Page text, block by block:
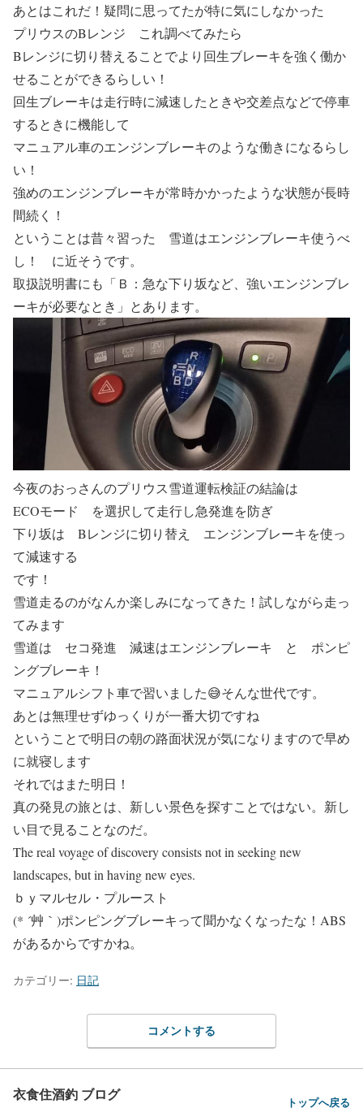
あとはこれだ！疑問に思ってたが特に気にしなかった
プリウスのBレンジ これ調べてみたら
Bレンジに切り替えることでより回生ブレーキを強く働か
せることができるらしい！
回生ブレーキは走行時に減速したときや交差点などで停車
するときに機能して
マニュアル車のエンジンブレーキのような働きになるらし
い！
強めのエンジンブレーキが常時かかったような状態が長時
間続く！
ということは昔々習った 雪道はエンジンブレーキ使うべ
し！ に近そうです。
取扱説明書にも「Ｂ：急な下り坂など、強いエンジンブレ
ーキが必要なとき」とあります。
今夜のおっさんのプリウス雪道運転検証の結論は
ECOモード を選択して走行し急発進を防ぎ
下り坂は Bレンジに切り替え
エンジンブレーキを使っ
て減速する
です！
雪道走るのがなんか楽しみになってきた！試しながら走っ
てみます
雪道は セコ発進 減速はエンジンブレーキ と ポンピ
ングブレーキ！
マニュアルシフト車で習いました😅そんな世代です。
あとは無理せずゆっくりが一番大切ですね
ということで明日の朝の路面状況が気になりますので早め
に就寝します
それではまた明日！
真の発見の旅とは、新しい景色を探すことではない。新し
い目で見ることなのだ。
The real voyage of discovery consists not in seeking new
landscapes, but in having new eyes.
ｂｙマルセル・プルースト
(* ´艸｀)ポンピングブレーキって聞かなくなったな！ABS
があるからですかね。
カテゴリー: 日記
コメントする
衣食住酒釣 ブログ トップへ戻る